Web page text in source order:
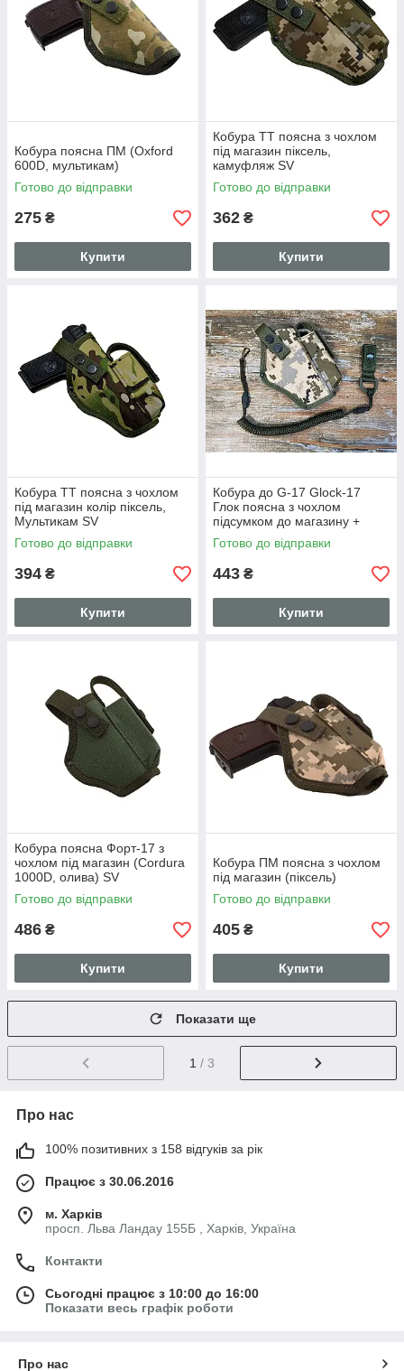
Кобура поясна ПМ (Oxford
600D, мультикам)
Готово до відправки
275 ₴
Купити
Кобура ТТ поясна з чохлом
під магазин піксель,
камуфляж SV
Готово до відправки
362 ₴
Купити
Кобура ТТ поясна з чохлом
під магазин колір піксель,
Мультикам SV
Готово до відправки
394 ₴
Купити
Кобура до G-17 Glock-17
Глок поясна з чохлом
підсумком до магазину +
шнур тренчик Піксель SV
Готово до відправки
443 ₴
Купити
Кобура поясна Форт-17 з
чохлом під магазин (Cordura
1000D, олива) SV
Готово до відправки
486 ₴
Купити
Кобура ПМ поясна з чохлом
під магазин (піксель)
Готово до відправки
405 ₴
Купити
Показати ще
1 / 3
Про нас
100% позитивних з 158 відгуків за рік
Працює з 30.06.2016
м. Харків
просп. Льва Ландау 155Б , Харків, Україна
Контакти
Сьогодні працює з 10:00 до 16:00
Показати весь графік роботи
Про нас